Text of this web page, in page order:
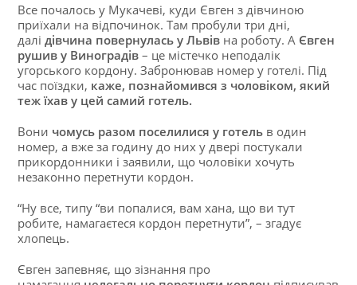
Все почалось у Мукачеві, куди Євген з дівчиною
приїхали на відпочинок. Там пробули три дні,
далідівчина повернулась у Львів на роботу. А Євген
рушив у Виноградів – це містечко неподалік
угорського кордону. Забронював номер у готелі. Під
час поїздки, каже, познайомився з чоловіком, який
теж їхав у цей самий готель.
Вони чомусь разом поселилися у готель в один
номер, а вже за годину до них у двері постукали
прикордонники і заявили, що чоловіки хочуть
незаконно перетнути кордон.
“Ну все, типу “ви попалися, вам хана, що ви тут
робите, намагаєтеся кордон перетнути”, – згадує
хлопець.
Євген запевняє, що зізнання про